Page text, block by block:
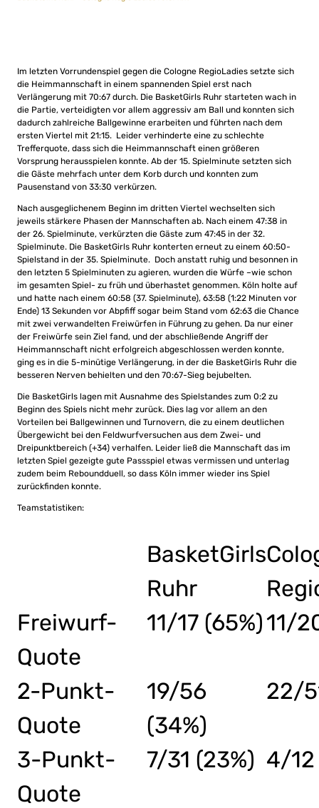
Im letzten Vorrundenspiel gegen die Cologne RegioLadies setzte sich
die Heimmannschaft in einem spannenden Spiel erst nach
Verlängerung mit 70:67 durch. Die BasketGirls Ruhr starteten wach in
die Partie, verteidigten vor allem aggressiv am Ball und konnten sich
dadurch zahlreiche Ballgewinne erarbeiten und führten nach dem
ersten Viertel mit 21:15. Leider verhinderte eine zu schlechte
Trefferquote, dass sich die Heimmannschaft einen größeren
Vorsprung herausspielen konnte. Ab der 15. Spielminute setzten sich
die Gäste mehrfach unter dem Korb durch und konnten zum
Pausenstand von 33:30 verkürzen.
Nach ausgeglichenem Beginn im dritten Viertel wechselten sich
jeweils stärkere Phasen der Mannschaften ab. Nach einem 47:38 in
der 26. Spielminute, verkürzten die Gäste zum 47:45 in der 32.
Spielminute. Die BasketGirls Ruhr konterten erneut zu einem 60:50-
Spielstand in der 35. Spielminute. Doch anstatt ruhig und besonnen in
den letzten 5 Spielminuten zu agieren, wurden die Würfe –wie schon
im gesamten Spiel- zu früh und überhastet genommen. Köln holte auf
und hatte nach einem 60:58 (37. Spielminute), 63:58 (1:22 Minuten vor
Ende) 13 Sekunden vor Abpfiff sogar beim Stand vom 62:63 die Chance
mit zwei verwandelten Freiwürfen in Führung zu gehen. Da nur einer
der Freiwürfe sein Ziel fand, und der abschließende Angriff der
Heimmannschaft nicht erfolgreich abgeschlossen werden konnte,
ging es in die 5-minütige Verlängerung, in der die BasketGirls Ruhr die
besseren Nerven behielten und den 70:67-Sieg bejubelten.
Die BasketGirls lagen mit Ausnahme des Spielstandes zum 0:2 zu
Beginn des Spiels nicht mehr zurück. Dies lag vor allem an den
Vorteilen bei Ballgewinnen und Turnovern, die zu einem deutlichen
Übergewicht bei den Feldwurfversuchen aus dem Zwei- und
Dreipunktbereich (+34) verhalfen. Leider ließ die Mannschaft das im
letzten Spiel gezeigte gute Passspiel etwas vermissen und unterlag
zudem beim Reboundduell, so dass Köln immer wieder ins Spiel
zurückfinden konnte.
Teamstatistiken:
BasketGirls
Ruhr
Freiwurf-
Quote
11/17 (65%)11/
2-Punkt-
Quote
19/56
(34%)
22/
3-Punkt-
Quote
7/31 (23%) 4/12